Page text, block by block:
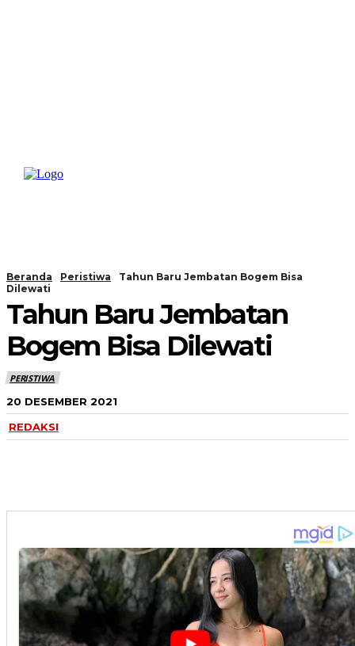
Beranda Peristiwa
Tahun Baru Jembatan Bogem Bisa
Dilewati
Tahun Baru Jembatan
Bogem Bisa Dilewati
PERISTIWA
20 DESEMBER 2021
REDAKSI